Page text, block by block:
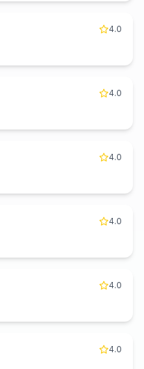
4.0
4.0
4.0
4.0
4.0
4.0